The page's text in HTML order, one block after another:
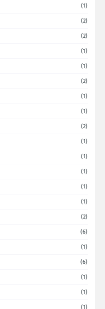
(1)
(2)
(2)
(1)
(1)
(2)
(1)
(1)
(2)
(1)
(1)
(1)
(1)
(1)
(2)
(6)
(1)
(6)
(1)
(1)
(1)